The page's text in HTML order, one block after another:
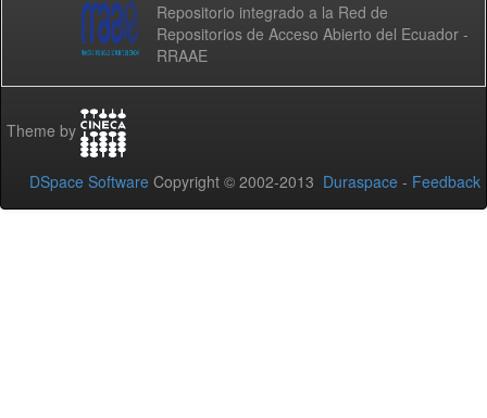
Repositorio integrado a la Red de
Repositorios de Acceso Abierto del Ecuador -
RRAAE
Theme by
DSpace Software Copyright © 2002-2013 Duraspace - Feedback